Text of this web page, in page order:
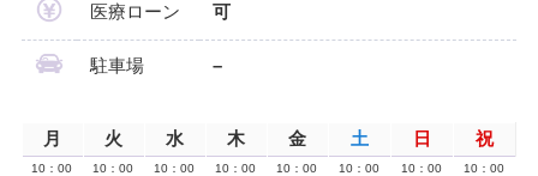
医療ローン 可
駐車場 –
月 火 水 木 金 土 日 祝
10：00
10：00
10：00
10：00
10：00
10：00
10：00
10：00